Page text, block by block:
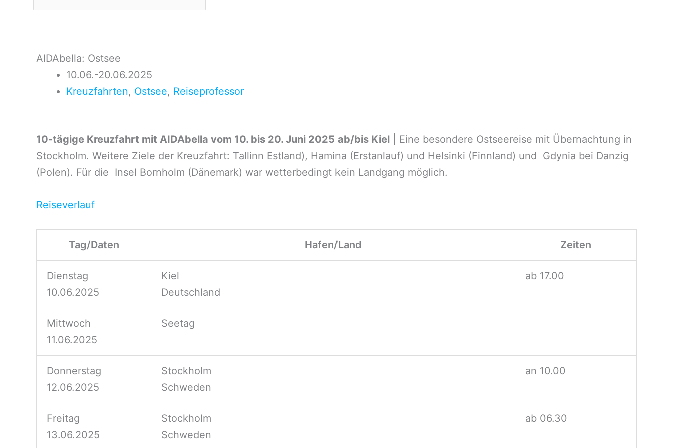
AIDAbella: Ostsee
10.06.-20.06.2025
Kreuzfahrten, Ostsee, Reiseprofessor
10-tägige Kreuzfahrt mit AIDAbella vom 10. bis 20. Juni 2025 ab/bis Kiel | Eine besondere Ostseereise mit Übernachtung in
Stockholm. Weitere Ziele der Kreuzfahrt: Tallinn Estland), Hamina (Erstanlauf) und Helsinki (Finnland) und Gdynia bei Danzig
(Polen). Für die Insel Bornholm (Dänemark) war wetterbedingt kein Landgang möglich.
Reiseverlauf
Tag/Daten Hafen/Land Zeiten
Dienstag
10.06.2025
Kiel
Deutschland
ab 17.00
Mittwoch
11.06.2025
Seetag
Donnerstag
12.06.2025
Stockholm
Schweden
an 10.00
Freitag
13.06.2025
Stockholm
Schweden
ab 06.30